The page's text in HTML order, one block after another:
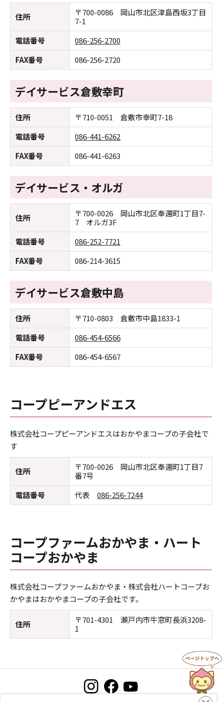
住所
〒700-0086 岡山市北区津島西坂3丁目
7-1
電話番号
086-256-2700
FAX番号
086-256-2720
デイサービス倉敷幸町
住所
〒710-0051 倉敷市幸町7-18
電話番号
086-441-6262
FAX番号
086-441-6263
デイサービス・オルガ
住所
〒700-0026 岡山市北区奉還町1丁目7-
7 オルガ3F
電話番号
086-252-7721
FAX番号
086-214-3615
デイサービス倉敷中島
住所
〒710-0803 倉敷市中島1833-1
電話番号
086-454-6566
FAX番号
086-454-6567
コープピーアンドエス
株式会社コープピーアンドエスはおかやまコープの子会社で
す
住所
〒700-0026 岡山市北区奉還町1丁目7
番7号
電話番号
代表 086-256-7244
コープファームおかやま・ハート
コープおかやま
株式会社コープファームおかやま・株式会社ハートコープお
かやまはおかやまコープの子会社です。
住所
〒701-4301 瀬戸内市牛窓町長浜3208-
1